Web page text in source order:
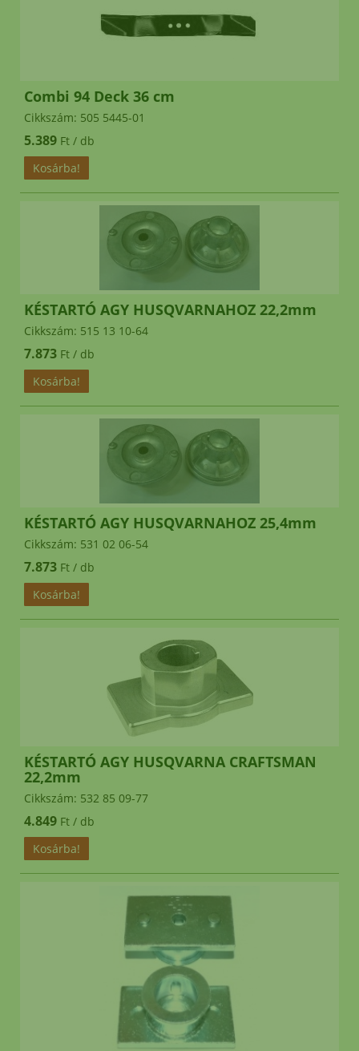
Combi 94 Deck 36 cm
Cikkszám: 505 5445-01
5.389 Ft / db
KÉSTARTÓ AGY HUSQVARNAHOZ 22,2mm
Cikkszám: 515 13 10-64
7.873 Ft / db
KÉSTARTÓ AGY HUSQVARNAHOZ 25,4mm
Cikkszám: 531 02 06-54
7.873 Ft / db
KÉSTARTÓ AGY HUSQVARNA CRAFTSMAN
22,2mm
Cikkszám: 532 85 09-77
4.849 Ft / db